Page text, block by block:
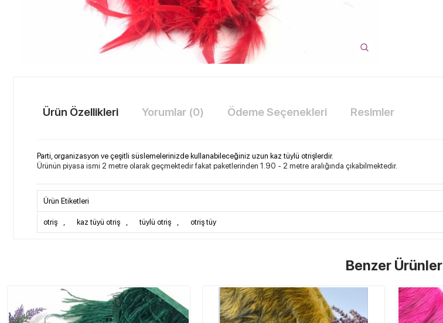
Ürün Özellikleri Yorumlar (0) Ödeme Seçenekleri Resimler
Parti, organizasyon ve çeşitli süslemelerinizde kullanabileceğiniz uzun kaz tüylü otrişlerdir.
Ürünün piyasa ismi 2 metre olarak geçmektedir fakat paketlerinden 1.90 - 2 metre aralığında çıkabilmektedir.
Ürün Etiketleri
otriş , kaz tüyü otriş , tüylü otriş , otriş tüy
Benzer Ürünler